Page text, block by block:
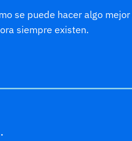
se puede hacer algo
siempre existen.